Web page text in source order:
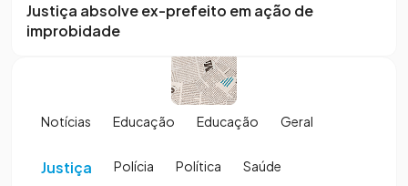
Justiça absolve ex-prefeito em ação de
improbidade
Notícias Educação Educação Geral
Justiça Polícia Política Saúde